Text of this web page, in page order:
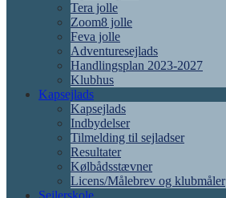
Tera jolle
Zoom8 jolle
Feva jolle
Adventuresejlads
Handlingsplan 2023-2027
Klubhus
Kapsejlads
Kapsejlads
Indbydelser
Tilmelding til sejladser
Resultater
Kølbådsstævner
Licens/Målebrev og klubmåler
Sejlerskole